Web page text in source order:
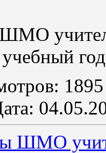
1895
ШМО